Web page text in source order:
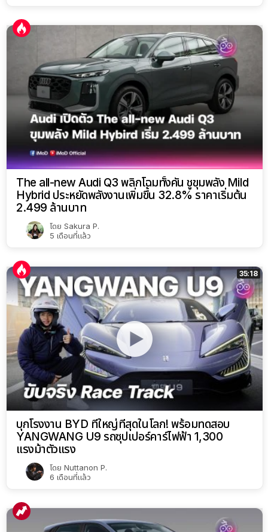
The all-new Audi Q3 พลิกโฉมทั้งคัน ชูขุมพลัง Mild
Hybrid ประหยัดพลังงานเพิ่มขึ้น 32.8% ราคาเริ่มต้น
2.499 ล้านบาท
โดย Sakura P.
5 เดือนที่แล้ว
35:18
บุกโรงงาน BYD ที่ใหญ่ที่สุดในโลก! พร้อมทดสอบ
YANGWANG U9 รถซุปเปอร์คาร์ไฟฟ้า 1,300
แรงม้าตัวแรง
โดย Nuttanon P.
6 เดือนที่แล้ว